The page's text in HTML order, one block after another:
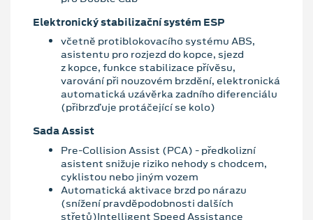
Elektronický stabilizační systém ESP
včetně protiblokovacího systému ABS,
asistentu pro rozjezd do kopce, sjezd
z kopce, funkce stabilizace přívěsu,
varování při nouzovém brzdění, elektronická
automatická uzávěrka zadního diferenciálu
(přibrzďuje protáčející se kolo)
Sada Assist
Pre-Collision Assist (PCA) - předkolizní
asistent snižuje riziko nehody s chodcem,
cyklistou nebo jiným vozem
Automatická aktivace brzd po nárazu
(snížení pravděpodobnosti dalších
střetů)Intelligent Speed Assistance